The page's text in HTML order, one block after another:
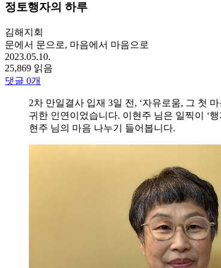
정토행자의 하루
김해지회
문에서 문으로, 마음에서 마음으로
2023.05.10.
25,869 읽음
댓글 0개
2차 만일결사 입재 3일 전, ‘자유로움, 그 첫
귀한 인연이었습니다. 이현주 님은 일찍이 ‘
현주 님의 마음 나누기 들어봅니다.